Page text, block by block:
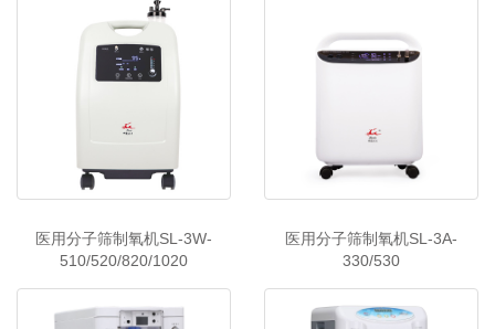
医用分子筛制氧机SL-3W-
510/520/820/1020
医用分子筛制氧机SL-3A-
330/530